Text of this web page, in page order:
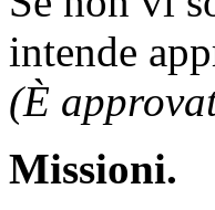
intende
(È
Missioni.